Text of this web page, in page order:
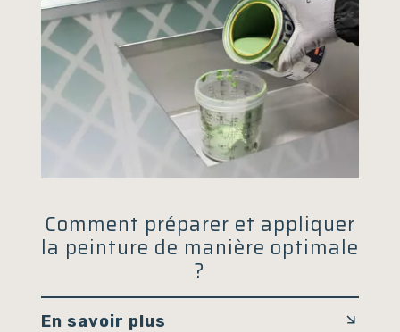
Comment préparer et appliquer
la peinture de manière optimale
?
En savoir plus